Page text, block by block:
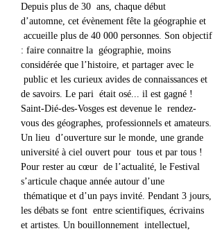
Depuis plus de 30  ans, chaque début
d’automne, cet évènement fête la géographie et
accueille plus de 40 000 personnes. Son objectif
: faire connaitre la  géographie, moins
considérée que l’histoire, et partager avec le
public et les curieux avides de connaissances et
de savoirs. Le pari  était osé... il est gagné !
Saint-Dié-des-Vosges est devenue le  rendez-
vous des géographes, professionnels et amateurs.
Un lieu  d’ouverture sur le monde, une grande
université à ciel ouvert pour  tous et par tous !
Pour rester au cœur  de l’actualité, le Festival
s’articule chaque année autour d’une
thématique et d’un pays invité. Pendant 3 jours,
les débats se font  entre scientifiques, écrivains
et artistes. Un bouillonnement  intellectuel,